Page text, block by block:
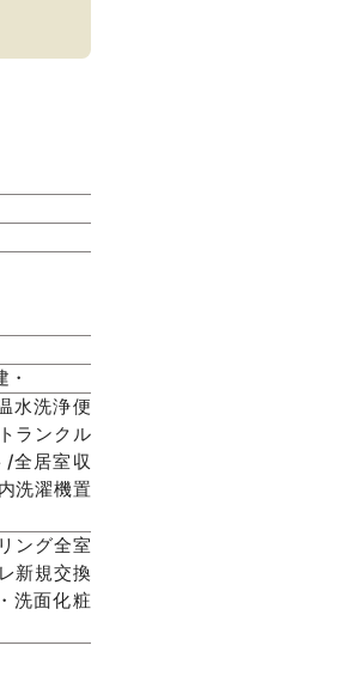
水洗浄便
ランクル
/全居室収
洗濯機置
ング全室
新規交換
洗面化粧